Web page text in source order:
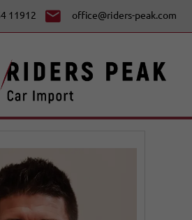
11912 office@riders-peak.com